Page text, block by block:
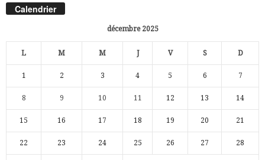
Calendrier
décembre 2025
L M M J V S D
1 2 3 4 5 6 7
8 9 10 11 12 13 14
15 16 17 18 19 20 21
22 23 24 25 26 27 28